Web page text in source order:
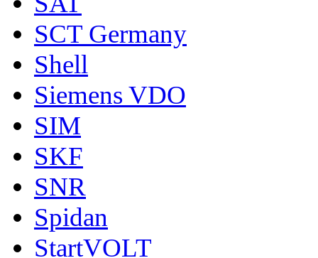
SCT Germany
Shell
Siemens VDO
SIM
SKF
SNR
Spidan
StartVOLT